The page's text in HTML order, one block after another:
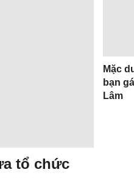
tổ chức
Mặc
bạn
Lâm